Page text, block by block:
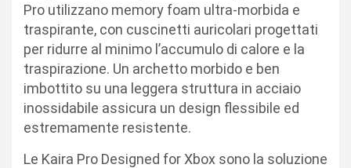
Pro utilizzano memory foam ultra-morbida e
traspirante, con cuscinetti auricolari progettati
per ridurre al minimo l’accumulo di calore e la
traspirazione. Un archetto morbido e ben
imbottito su una leggera struttura in acciaio
inossidabile assicura un design flessibile ed
estremamente resistente.
Le Kaira Pro Designed for Xbox sono la soluzione